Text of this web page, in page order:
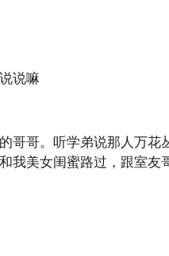
说嘛
哥哥。听学弟说那人万
我美女闺蜜路过，跟室友